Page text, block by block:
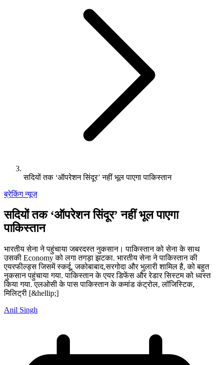
सदियों तक ‘ऑपरेशन सिंदूर’ नहीं भूल पाएगा पाकिस्तान
ब्रेकिंग न्यूज़
सदियों तक ‘ऑपरेशन सिंदूर’ नहीं भूल पाएगा
पाकिस्तान
भारतीय सेना ने पहुंचाया जबरदस्त नुकसान। पाकिस्तान को सेना के साथ
उसकी Economy को लगा तगड़ा झटका. भारतीय सेना ने पाकिस्तान की
एयरफील्ड्स जिसमें स्कर्दू, जकोबाबाद,सरगोदा और भुलारी शामिल है, को बहुत
नुकसान पहुंचाया गया. पाकिस्तान के एयर डिफेंस और रेडार सिस्टम को ध्वस्त
किया गया. एलओसी के पास पाकिस्तान के कमांड कंट्रोल, लॉजिस्टिक,
मिलिट्री [&hellip;]
Anil Singh